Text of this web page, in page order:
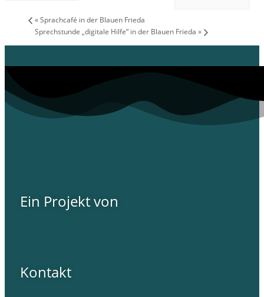
«Sprachcafé in der Blauen Frieda
Sprechstunde „digitale Hilfe“ in der Blauen Frieda »
Ein Projekt von
Kontakt